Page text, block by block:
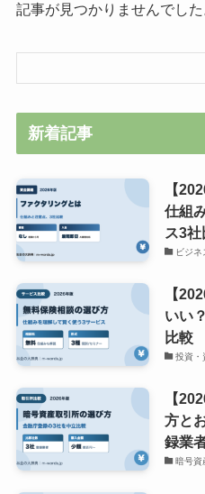
記事が見つかりませんでした
新着記事
【
仕組
ス3
ビジ
【
いい
比較
投資・
【
方と
録業
暗号資